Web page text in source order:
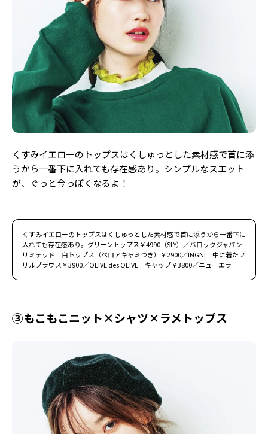
くすみイエローのトップスはくしゅっとした素材感で首に添
うから一番下に入れても存在感あり。シンプルなスエット
が、ぐっと今っぽくなるよ！
くすみイエローのトップスはくしゅっとした素材感で首に添うから一番下に
入れても存在感あり。グリーントップス￥4990（SLY）／バロックジャパン
リミテッド 白トップス（ベロアキャミつき）￥2900／INGNI 中に着たフ
リルブラウス￥3900／OLIVE des OLIVE キャップ￥3800／ニューエラ
③もこもこニット×シャツ×ラメトップス